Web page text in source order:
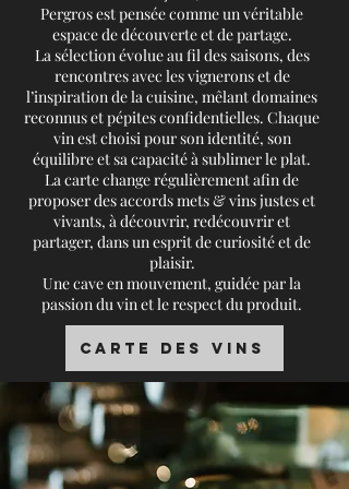
Pergros est pensée comme un véritable
espace de découverte et de partage.
La sélection évolue au fil des saisons, des
rencontres avec les vignerons et de
l’inspiration de la cuisine, mêlant domaines
reconnus et pépites confidentielles. Chaque
vin est choisi pour son identité, son
équilibre et sa capacité à sublimer le plat.
La carte change régulièrement afin de
proposer des accords mets & vins justes et
vivants, à découvrir, redécouvrir et
partager, dans un esprit de curiosité et de
plaisir.
Une cave en mouvement, guidée par la
passion du vin et le respect du produit.
Carte des Vins